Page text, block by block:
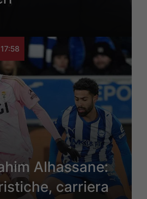
Alhassane:
carriera